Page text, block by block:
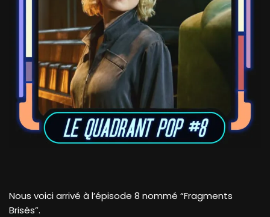
Nous voici arrivé à l’épisode 8 nommé “Fragments
Brisés”.